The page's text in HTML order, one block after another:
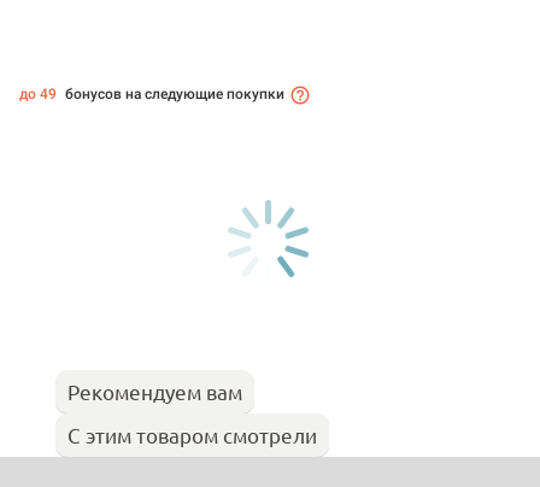
до 49 бонусов на следующие покупки
Рекомендуем вам
С этим товаром смотрели